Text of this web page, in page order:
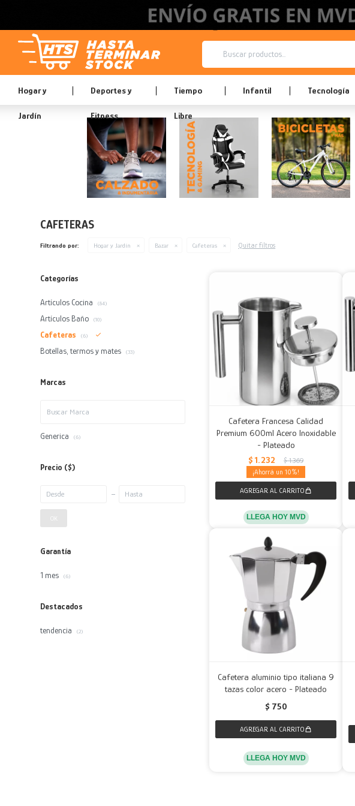
Hogar y
Jardín
Deportes y
Fitness
Tiempo
Libre
Infantil Tecnología
CAFETERAS
Filtrando por: Hogar y Jardín Bazar Cafeteras Quitar filtros
Cafetera Francesa Calidad
Premium 600ml Acero Inoxidable
- Plateado
$ 1.232 $ 1.369
10
LLEGA HOY MVD
Cafetera aluminio tipo italiana 9
tazas color acero - Plateado
$ 750
LLEGA HOY MVD
Categorías
Artículos Cocina (84)
Artículos Baño (10)
Cafeteras (6)
Botellas, termos y mates (33)
Marcas
Generica (6)
Precio ($)
Garantía
1 mes (6)
Destacados
tendencia (2)